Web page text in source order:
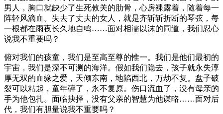
男人，胸口就缺少了生死攸关的肋骨，心房裸露着，随着每一
阵轻风滴血。失去了丈夫的女人，就是齐斩斩折断的琴弦，每
一根都在雨夜长久地自鸣……面对相濡以沫的同道，我们忍心
说我不重要吗？
俯对我们的孩童，我们是至高至尊的惟一。我们是他们最初的
宇宙，我们是深不可测的海洋。假如我们隐去，孩子就永失淳
厚无双的血缘之爱，天倾东南，地陷西北，万劫不复。盘子破
裂可以粘起，童年碎了，永不复原。伤口流血了，没有母亲的
手为他包扎。面临抉择，没有父亲的智慧为他谋略……面对后
代，我们有胆量说我不重要吗？